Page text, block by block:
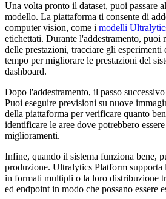
Una volta pronto il dataset, puoi passare
modello. La piattaforma ti consente di
computer vision, come i modelli
etichettati. Durante l'addestramento, puoi
delle prestazioni, tracciare gli
tempo per migliorare le prestazioni del
dashboard.
Dopo l'addestramento, il passo
Puoi eseguire previsioni su nuove
della piattaforma per verificare quanto
identificare le aree dove potrebbero
miglioramenti.
Infine, quando il sistema funziona bene,
produzione. Ultralytics Platform supporta
in formati multipli o la loro distribuzione
ed endpoint in modo che possano essere